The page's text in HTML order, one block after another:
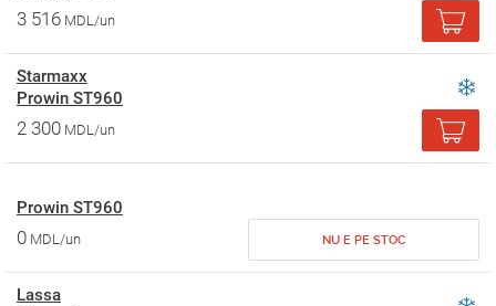
3 516 MDL/un
Starmaxx
Prowin ST960
2 300 MDL/un
Prowin ST960
0 MDL/un NU E PE STOC
Lassa